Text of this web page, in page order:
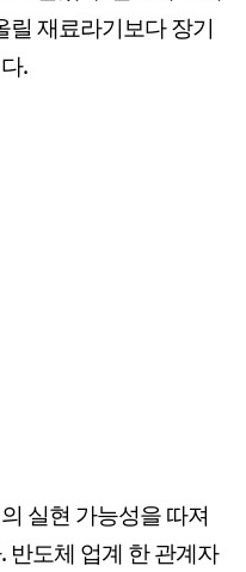
릴 재료라기보다 장기
.
실현 가능성을 따져
반도체 업계 한 관계자